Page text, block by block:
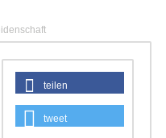
teilen
tweet